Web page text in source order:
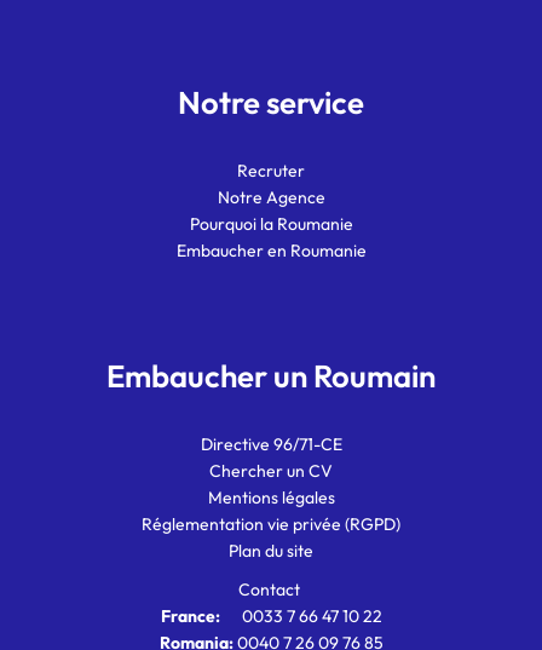
Notre service
Recruter
Notre Agence
Pourquoi la Roumanie
Embaucher en Roumanie
Embaucher un Roumain
Directive 96/71-CE
Chercher un CV
Mentions légales
Réglementation vie privée (RGPD)
Plan du site
Contact
France:
0033 7 66 47 10 22
Romania:0040 7 26 09 76 85